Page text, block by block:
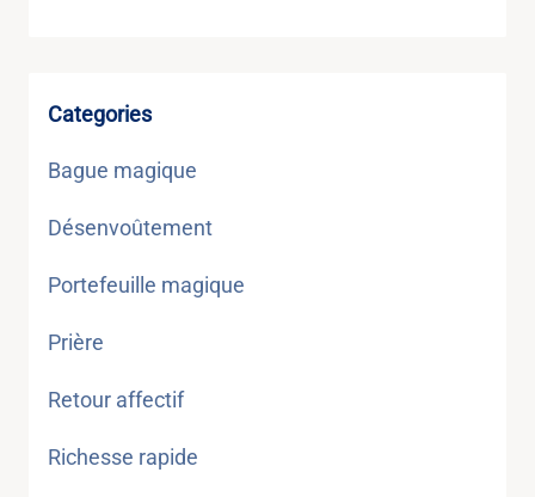
Categories
Bague magique
Désenvoûtement
Portefeuille magique
Prière
Retour affectif
Richesse rapide